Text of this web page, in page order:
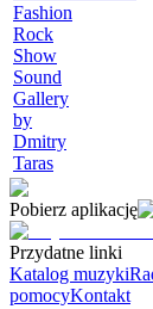
Fashion
Rock
Show
Sound
Gallery
by
Dmitry
Taras
Pobierz aplikację
Przydatne linki
Katalog muzyki
pomocyKontakt